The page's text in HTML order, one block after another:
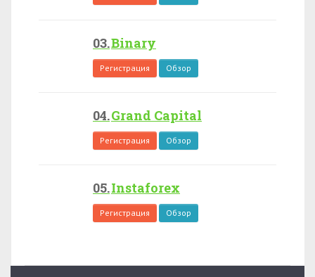
Binary
Регистрация Обзор
Grand Capital
Регистрация Обзор
Instaforex
Регистрация Обзор